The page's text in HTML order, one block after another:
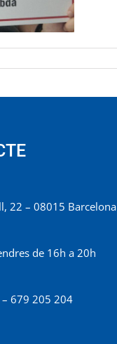
22 – 08015 Barcelona
de 16h a 20h
679 205 204